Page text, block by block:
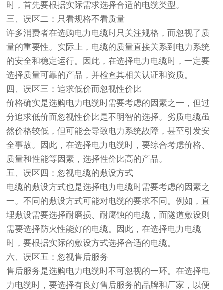
时，首先要根据实际需求选择合适的电缆类型。
三、误区二：只看规格不看质量
许多消费者在选购电力电缆时只关注规格，而忽视了质
量的重要性。实际上，电缆的质量直接关系到电力系统
的安全和稳定运行。因此，在选择电力电缆时，一定要
选择质量可靠的产品，并检查其相关认证和资质。
四、误区三：追求低价而忽视性价比
价格确实是选购电力电缆时需要考虑的因素之一，但过
分追求低价而忽视性价比是不明智的选择。劣质电缆虽
然价格较低，但可能会导致电力系统故障，甚至引发安
全事故。因此，在选择电力电缆时，要综合考虑价格、
质量和性能等因素，选择性价比高的产品。
五、误区四：忽视电缆的敷设方式
电缆的敷设方式也是选择电力电缆时需要考虑的因素之
一。不同的敷设方式可能对电缆的要求不同。例如，直
埋敷设需要选择耐磨损、耐腐蚀的电缆，而隧道敷设则
需要选择防火性能好的电缆。因此，在选择电力电缆
时，要根据实际的敷设方式选择合适的电缆。
六、误区五：忽视售后服务
售后服务是选购电力电缆时不可忽视的一环。在选择电
力电缆时，要选择有良好售后服务的品牌和厂家，以便